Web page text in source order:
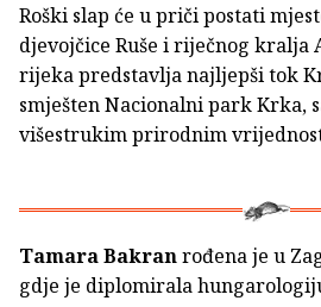
Roški slap će u priči postati
djevojčice Ruše i riječnog kralja
rijeka predstavlja najljepši tok
smješten Nacionalni park Krka,
višestrukim prirodnim
Tamara Bakranrođena je u
gdje je diplomirala